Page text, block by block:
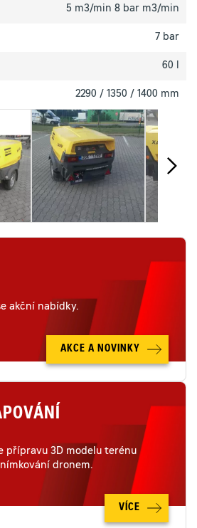
5 m3/min 8 bar m3/min
7 bar
60 l
2290 / 1350 / 1400 mm
akční nabídky.
AKCE A NOVINKY
přípravu 3D modelu terénu
dronem.
VÍCE